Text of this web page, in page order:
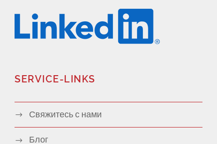
SERVICE-LINKS
Свяжитесь с нами
Блог